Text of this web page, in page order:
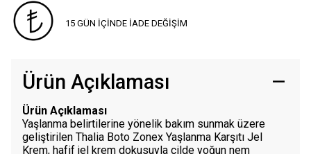
15 GÜN İÇİNDE İADE DEĞİŞİM
Ürün Açıklaması
Ürün Açıklaması
Yaşlanma belirtilerine yönelik bakım sunmak üzere
geliştirilen Thalia Boto Zonex Yaşlanma Karşıtı Jel
Krem, hafif jel krem dokusuyla cilde yoğun nem